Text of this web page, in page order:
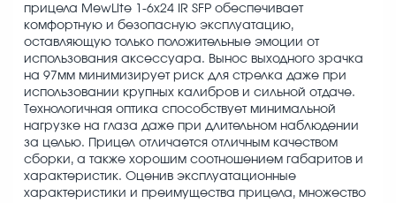
прицела MewLite 1-6x24 IR SFP обеспечивает
комфортную и безопасную эксплуатацию,
оставляющую только положительные эмоции от
использования аксессуара. Вынос выходного зрачка
на 97мм минимизирует риск для стрелка даже при
использовании крупных калибров и сильной отдаче.
Технологичная оптика способствует минимальной
нагрузке на глаза даже при длительном наблюдении
за целью. Прицел отличается отличным качеством
сборки, а также хорошим соотношением габаритов и
характеристик. Оценив эксплуатационные
характеристики и преимущества прицела, множество